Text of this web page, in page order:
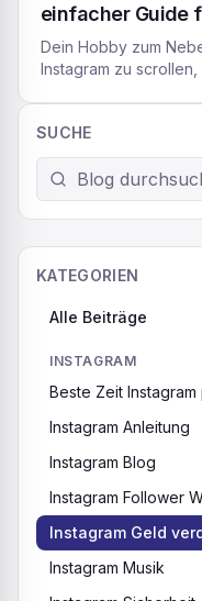
einfacher Guide
Dein Hobby zum
Instagram zu
Geld? Vielleicht hast
die mit Posts reich
unerreichbar. […]
SUCHE
KATEGORIEN
Alle Beiträge
INSTAGRAM
Beste Zeit Instagram
Instagram Anleitung
Instagram Blog
Instagram Follower
Instagram Geld
Instagram Musik